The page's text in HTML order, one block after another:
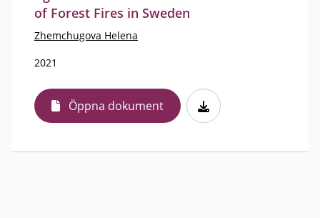
of Forest Fires in Sweden
Zhemchugova Helena
2021
Öppna dokument